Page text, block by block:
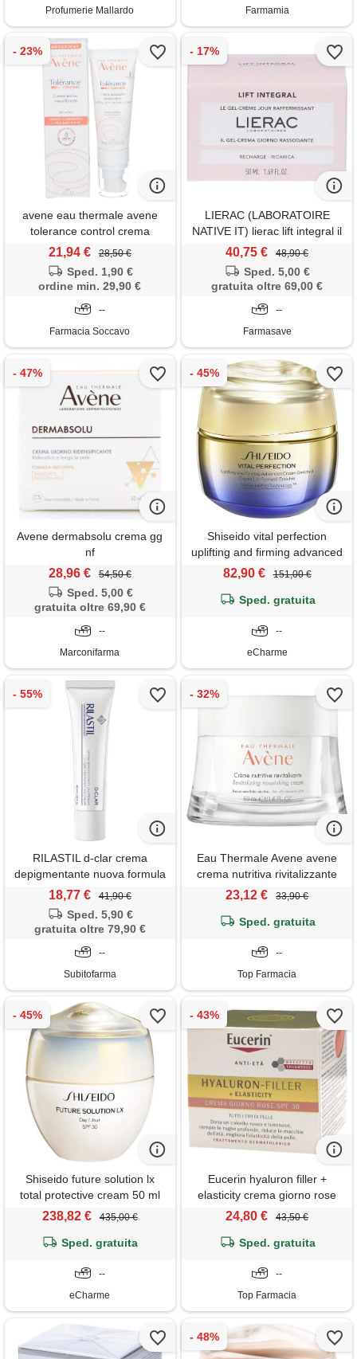
Profumerie Mallardo Farmamia
avene eau thermale avene
tolerance control crema
lenitiva riequilibrante 40 ml
21,94 € 28,50 €
Sped. 1,90 €
ordine min. 29,90 €
--
Farmacia Soccavo
LIERAC (LABORATOIRE
NATIVE IT) lierac lift integral il
gel crema giorno rassodante
formato ricarica
40,75 € 48,90 €
Sped. 5,00 €
gratuita oltre 69,00 €
--
Farmasave
Avene dermabsolu crema gg
nf
28,96 € 54,50 €
Sped. 5,00 €
gratuita oltre 69,90 €
--
Marconifarma
Shiseido vital perfection
uplifting and firming advanced
cream enriched 50 ml
rassodante anti-età crema
82,90 € 151,00 €
Sped. gratuita
--
eCharme
RILASTIL d-clar crema
depigmentante nuova formula
40 ml - RILASTIL -
18,77 € 41,90 €
Sped. 5,90 €
gratuita oltre 79,90 €
--
Subitofarma
Eau Thermale Avene avene
crema nutritiva rivitalizzante
con estratto di frutti rossi e oli
23,12 € 33,90 €
Sped. gratuita
--
Top Farmacia
Shiseido future solution lx
total protective cream 50 ml
idratante rivitalizzante spf 30
238,82 € 435,00 €
Sped. gratuita
--
eCharme
Eucerin hyaluron filler +
elasticity crema giorno rose
spf30 50ml
24,80 € 43,50 €
Sped. gratuita
--
Top Farmacia